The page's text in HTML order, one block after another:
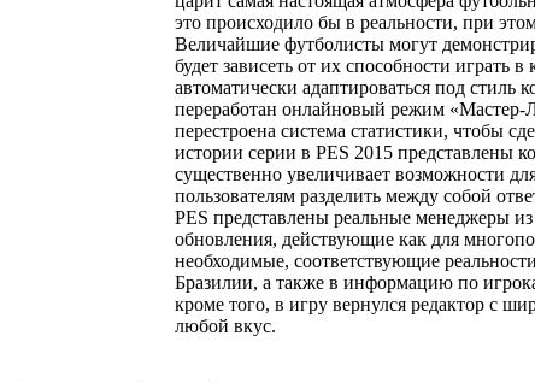
это происходило бы в реальности, при
Величайшие футболисты могут
будет зависеть от их способности играть
автоматически адаптироваться под
переработан онлайновый режим
перестроена система статистики, чтобы
истории серии в PES 2015
существенно увеличивает возможности
пользователям разделить между собой
PES представлены реальные менеджеры
обновления, действующие как для
необходимые, соответствующие
Бразилии, а также в информацию по
кроме того, в игру вернулся редактор с
любой вкус.